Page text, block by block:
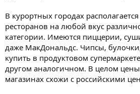
В курортных городах
ресторанов на любой вкус
категории. Имеются пиццерии,
даже МакДональдс. Чипсы,
купить в продуктовом
другом аналогичном. В целом
магазинах схожи с российскими